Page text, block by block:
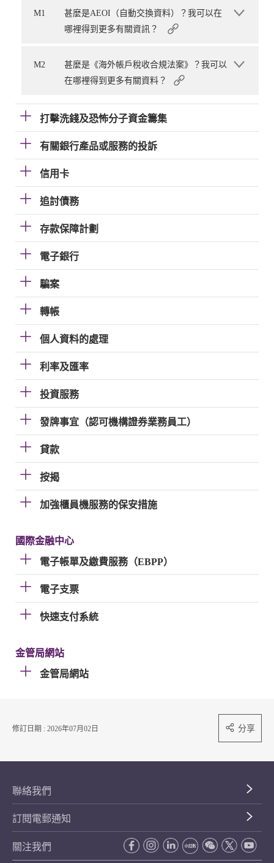
M1
甚麼是AEOI（自動交換資料）？我可以在
哪裡得到更多有關資訊？
M2
甚麼是《海外帳戶稅收合規法案》？我可以
在哪裡得到更多有關資料？
打擊洗錢及恐怖分子資金籌集
有關銀行產品或服務的投訴
信用卡
追討債務
存款保障計劃
電子銀行
騙案
轉帳
個人資料的處理
利率及匯率
投資服務
發牌事宜（認可機構證券業務員工）
貸款
按揭
加強櫃員機服務的保安措施
國際金融中心
電子帳單及繳費服務（EBPP）
電子支票
快速支付系統
金管局網站
金管局網站
修訂日期 : 2026年07月02日 分享
聯絡我們
訂閱電郵通知
關注我們